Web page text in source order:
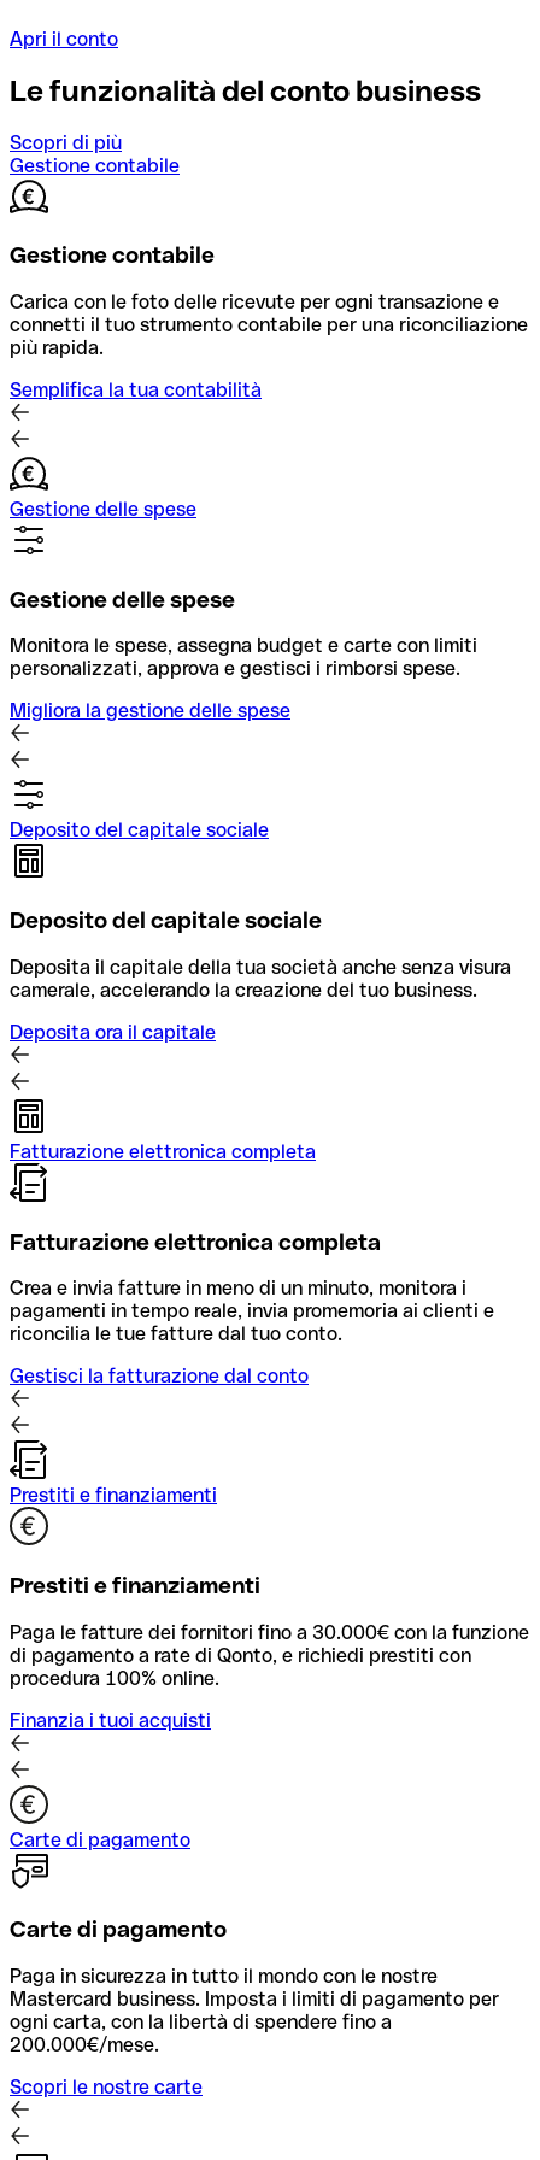
Apri il conto
Le funzionalità del conto business
Scopri di più
Gestione contabile
Gestione contabile
Carica con le foto delle ricevute per ogni transazione e
connetti il tuo strumento contabile per una riconciliazione
più rapida.
Semplifica la tua contabilità
Gestione delle spese
Gestione delle spese
Monitora le spese, assegna budget e carte con limiti
personalizzati, approva e gestisci i rimborsi spese.
Migliora la gestione delle spese
Deposito del capitale sociale
Deposito del capitale sociale
Deposita il capitale della tua società anche senza visura
camerale, accelerando la creazione del tuo business.
Deposita ora il capitale
Fatturazione elettronica completa
Fatturazione elettronica completa
Crea e invia fatture in meno di un minuto, monitora i
pagamenti in tempo reale, invia promemoria ai clienti e
riconcilia le tue fatture dal tuo conto.
Gestisci la fatturazione dal conto
Prestiti e finanziamenti
Prestiti e finanziamenti
Paga le fatture dei fornitori fino a 30.000€ con la funzione
di pagamento a rate di Qonto, e richiedi prestiti con
procedura 100% online.
Finanzia i tuoi acquisti
Carte di pagamento
Carte di pagamento
Paga in sicurezza in tutto il mondo con le nostre
Mastercard business. Imposta i limiti di pagamento per
ogni carta, con la libertà di spendere fino a
200.000€/mese.
Scopri le nostre carte